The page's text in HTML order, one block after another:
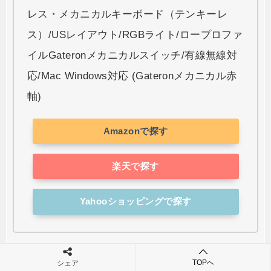
レス・メカニカルキーボード（テンキーレ
ス）/USレイアウト/RGBライト/ロープロファ
イルGateronメカニカルスイッチ/有線無線対
応/Mac Windows対応 (Gateronメカニカル赤
軸)
Amazonで探す
楽天で探す
Yahooショッピングで探す
シェア TOPへ